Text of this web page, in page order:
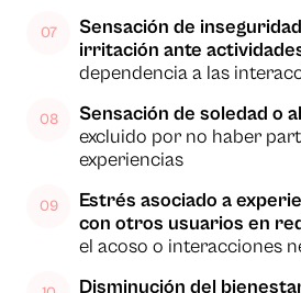
Sensación de
irritación ante
dependencia a las
Sensación de soledad o
excluido por no haber
experiencias
Estrés asociado a
con otros usuarios en
el acoso o interacciones
Disminución del